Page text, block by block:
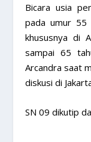
Bicara usia
pada umur 55
khususnya di
sampai 65
Arcandra saat
diskusi di
SN 09 dikutip